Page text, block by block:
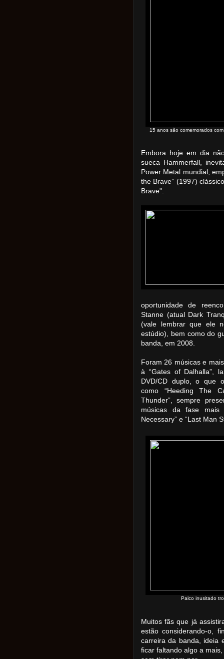
15 anos são comemorados
Embora hoje em dia
sueca Hammerfall,
Power Metal mundial,
the Brave” (1997)
Brave".
oportunidade de
Stanne (atual Dark
(vale lembrar que ele
estúdio), bem como do
banda, em 2008.
Foram 26 músicas e
à “Gates of Dalhalla”,
DVD/CD duplo, o que
como “Heeding The
Thunder”, sempre
músicas da fase mais
Necessary” e “Last Man
Palco inusitado
Muitos fãs que já
estão considerando-o,
carreira da banda, ideia
ficar faltando algo a